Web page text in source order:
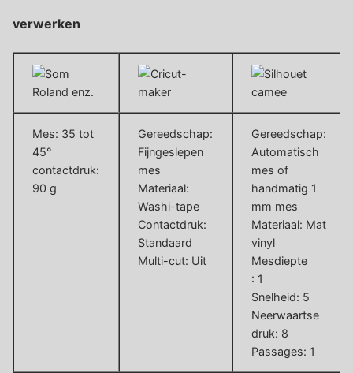
verwerken
Mes: 35 tot
45°
contactdruk:
90 g
Gereedschap:
Fijngeslepen
mes
Materiaal:
Washi-tape
Contactdruk:
Standaard
Multi-cut: Uit
Gereedschap:
Automatisch
mes of
handmatig 1
mm mes
Materiaal: Mat
vinyl
Mesdiepte
: 1
Snelheid: 5
Neerwaartse
druk: 8
Passages: 1